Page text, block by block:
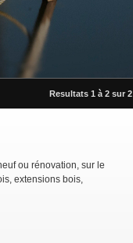
Resultats 1 à 2 sur 2
ou rénovation, sur le
extensions bois,